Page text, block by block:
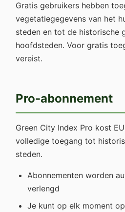
Gratis gebruikers hebben
vegetatiegegevens van het
steden en tot de historische
hoofdsteden. Voor gratis
vereist.
Pro-abonnement
Green City Index Pro kost
volledige toegang tot
steden.
Abonnementen worden
verlengd
Je kunt op elk moment